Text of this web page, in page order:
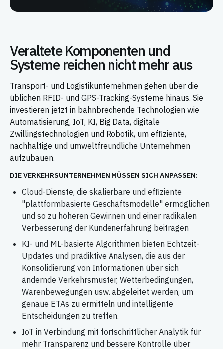
Veraltete Komponenten und
Systeme reichen nicht mehr aus
Transport- und Logistikunternehmen gehen über die
üblichen RFID- und GPS-Tracking-Systeme hinaus. Sie
investieren jetzt in bahnbrechende Technologien wie
Automatisierung, IoT, KI, Big Data, digitale
Zwillingstechnologien und Robotik, um effiziente,
nachhaltige und umweltfreundliche Unternehmen
aufzubauen.
DIE VERKEHRSUNTERNEHMEN MÜSSEN SICH ANPASSEN:
Cloud-Dienste, die skalierbare und effiziente
"plattformbasierte Geschäftsmodelle" ermöglichen
und so zu höheren Gewinnen und einer radikalen
Verbesserung der Kundenerfahrung beitragen
KI- und ML-basierte Algorithmen bieten Echtzeit-
Updates und prädiktive Analysen, die aus der
Konsolidierung von Informationen über sich
ändernde Verkehrsmuster, Wetterbedingungen,
Warenbewegungen usw. abgeleitet werden, um
genaue ETAs zu ermitteln und intelligente
Entscheidungen zu treffen.
IoT in Verbindung mit fortschrittlicher Analytik für
mehr Transparenz und bessere Kontrolle über